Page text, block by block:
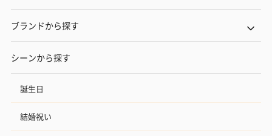
ブランドから探す
シーンから探す
誕生日
結婚祝い